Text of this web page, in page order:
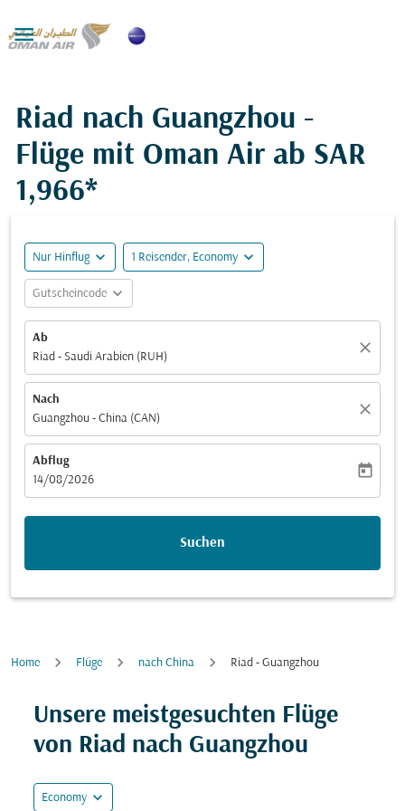

Riad nach Guangzhou -
Flüge mit Oman Air ab SAR
1,966*
Nur Hinflug expand_more 1 Reisender, Economy expand_more
Gutscheincode expand_more
Ab
Riad - Saudi Arabien (RUH)
close
Nach
Guangzhou - China (CAN)
close
Abflug
fc-booking-departure-date-aria-label
14/08/2026
today
Suchen
Home Flüge nach China Riad - Guangzhou
Unsere meistgesuchten Flüge
von Riad nach Guangzhou
Economy expand_more